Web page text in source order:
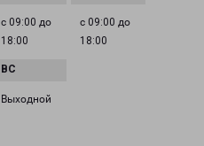
с 09:00 до
18:00
с 09:00 до
18:00
Выходной